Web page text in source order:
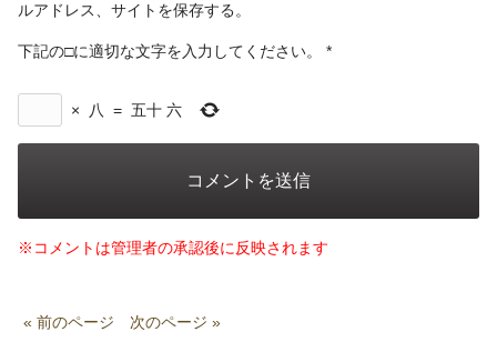
ルアドレス、サイトを保存する。
下記の□に適切な文字を入力してください。 *
× 八 = 五十 六
※コメントは管理者の承認後に反映されます
« 前のページ 次のページ »